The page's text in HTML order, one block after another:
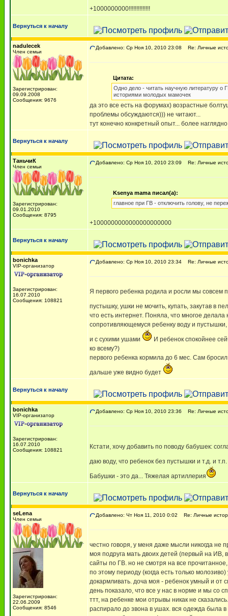
+1000000000!!!!!!!!!!!!!!
Вернуться к началу
nadulecek
Член семьи
Зарегистрирован:
09.09.2008
Сообщения: 9676
Добавлено: Ср Ноя 10, 2010 23:08 Re: Личные
Цитата:
Одно дело - читать научную литературу о
историями молодых мамочек
да это все есть на форумах) возрастные
проблемы обсуждаются))) не читают...
тут конечно конкретный опыт... более
Вернуться к началу
ТаньчиК
Член семьи
Зарегистрирован:
09.01.2010
Сообщения: 8795
Добавлено: Ср Ноя 10, 2010 23:09 Re: Личные
Ksenya mama писал(а):
главное при ГВ - отключить голову, не
+1000000000000000000000
Вернуться к началу
bonichka
VIP-организатор
Зарегистрирован:
16.07.2010
Сообщения: 108821
Добавлено: Ср Ноя 10, 2010 23:34 Re: Личные
Я первого ребенка родила и росли мы совсем
пустышку, ушки не мочить, купать, закутав в
что есть интернет. Поняла, что многое
сопротивляющемуся ребенку воду и
и с сухими ушами
И ребенок спокойнее
ко всему?)
первого ребенка кормила до 6 мес. Сам
дальше уже видно будет
Вернуться к началу
bonichka
VIP-организатор
Зарегистрирован:
16.07.2010
Сообщения: 108821
Добавлено: Ср Ноя 10, 2010 23:36 Re: Личные
Кстати, хочу добавить по поводу бабушек:
даю воду, что ребенок без пустышки и т.д. и
Бабушки - это да... Тяжелая артиллерия
Вернуться к началу
seLena
Член семьи
Зарегистрирован:
22.06.2009
Сообщения: 8546
Добавлено: Чт Ноя 11, 2010 0:02 Re: Личные
честно говоря, у меня даже мысли никогда не
моя подруга мать двоих детей (первый на
сайты по ГВ. но не смотря на все
по этому периоду (когда есть только
докармливать. доча моя - ребенок умный и от
день показало, что все у нас в норме и мы со
ттт, на ребенке мои отрывы никак не
распирало до звона в ушах. вся одежда была